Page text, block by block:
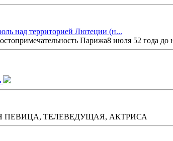
над территорией Лютеции (н...
Парижа8 июля 52 года
ПЕВИЦА, ТЕЛЕВЕДУЩАЯ, АКТРИСА